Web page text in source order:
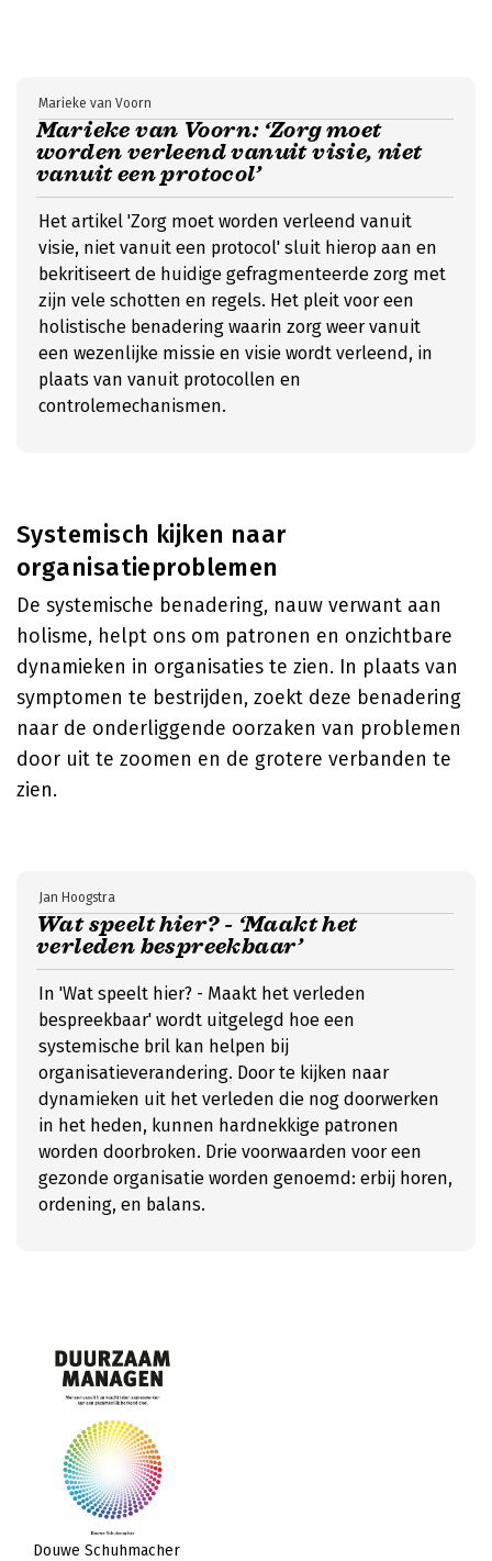
Marieke van Voorn: ‘Zorg moet
worden verleend vanuit visie, niet
vanuit een protocol’
Marieke van Voorn
Het artikel 'Zorg moet worden verleend vanuit
visie, niet vanuit een protocol' sluit hierop aan en
bekritiseert de huidige gefragmenteerde zorg met
zijn vele schotten en regels. Het pleit voor een
holistische benadering waarin zorg weer vanuit
een wezenlijke missie en visie wordt verleend, in
plaats van vanuit protocollen en
controlemechanismen.
Systemisch kijken naar
organisatieproblemen
De systemische benadering, nauw verwant aan
holisme, helpt ons om patronen en onzichtbare
dynamieken in organisaties te zien. In plaats van
symptomen te bestrijden, zoekt deze benadering
naar de onderliggende oorzaken van problemen
door uit te zoomen en de grotere verbanden te
zien.
Wat speelt hier? - ‘Maakt het
verleden bespreekbaar’
Jan Hoogstra
In 'Wat speelt hier? - Maakt het verleden
bespreekbaar' wordt uitgelegd hoe een
systemische bril kan helpen bij
organisatieverandering. Door te kijken naar
dynamieken uit het verleden die nog doorwerken
in het heden, kunnen hardnekkige patronen
worden doorbroken. Drie voorwaarden voor een
gezonde organisatie worden genoemd: erbij horen,
ordening, en balans.
Douwe Schuhmacher